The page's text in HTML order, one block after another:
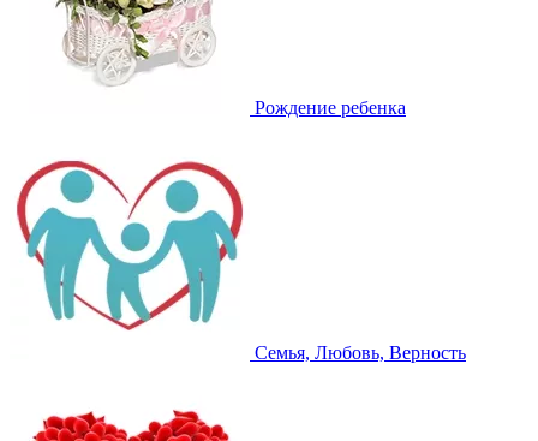
Рождение ребенка
Семья, Любовь, Верность